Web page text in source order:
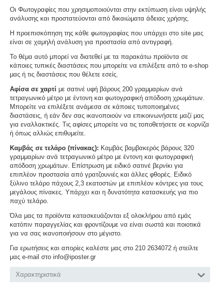
Οι Φωτογραφίες που χρησιμοποιούνται στην εκτύπωση είναι υψηλής
ανάλυσης και προστατεύονται από δικαιώματα άδειας χρήσης.
Η προεπισκόπηση της κάθε φωτογραφίας που υπάρχει στο site μας
είναι σε χαμηλή ανάλυση για προστασία από αντιγραφή.
Το θέμα αυτό μπορεί να διατεθεί με τα παρακάτω προϊόντα σε
κάποιες τυπικές διαστάσεις που μπορείτε να επιλέξετε από το e-shop
μας ή τις διαστάσεις που θέλετε εσείς.
Αφίσα σε χαρτί με σατινέ υφή βάρους 200 γραμμαρίων ανά
τετραγωνικό μέτρο με έντονη και φωτογραφική απόδοση χρωμάτων.
Μπορείτε να επιλέξετε ανάμεσα σε κάποιες τυποποιημένες
διαστάσεις, ή εάν δεν σας ικανοποιούν να επικοινωνήσετε μαζί μας
για εναλλακτικές. Τις αφίσες μπορείτε να τις τοποθετήσετε σε κορνίζα
ή όπως αλλιώς επιθυμείτε.
Καμβάς σε τελάρο (πίνακας): Καμβάς βαμβακερός βάρους 320
γραμμαρίων ανά τετραγωνικό μέτρο με έντονη και φωτογραφική
απόδοση χρωμάτων. Επίστρωση με ειδικό σατινέ βερνίκι για
επιπλέον προστασία από γρατζουνιές και άλλες φθορές. Ειδικό
ξύλινο τελάρο πάχους 2,3 εκατοστών με επιπλέον κόντρες για τους
μεγάλους πίνακες. Υπάρχει και η δυνατότητα κατασκευής για πιο
παχύ τελάρο.
Όλα μας τα προϊόντα κατασκευάζονται εξ ολοκλήρου από εμάς
κατόπιν παραγγελίας και φροντίζουμε να είναι σωστά και ποιοτικά
για να σας ικανοποιήσουν στο μέγιστο.
Για ερωτήσεις και απορίες καλέστε μας στο 210 2634072 ή στείλτε
μας e-mail στο info@iposter.gr
Χαρακτηριστικά